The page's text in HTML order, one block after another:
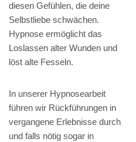
diesen Gefühlen, die deine
Selbstliebe schwächen.
Hypnose ermöglicht das
Loslassen alter Wunden und
löst alte Fesseln.
In unserer Hypnosearbeit
führen wir Rückführungen in
vergangene Erlebnisse durch
und falls nötig sogar in